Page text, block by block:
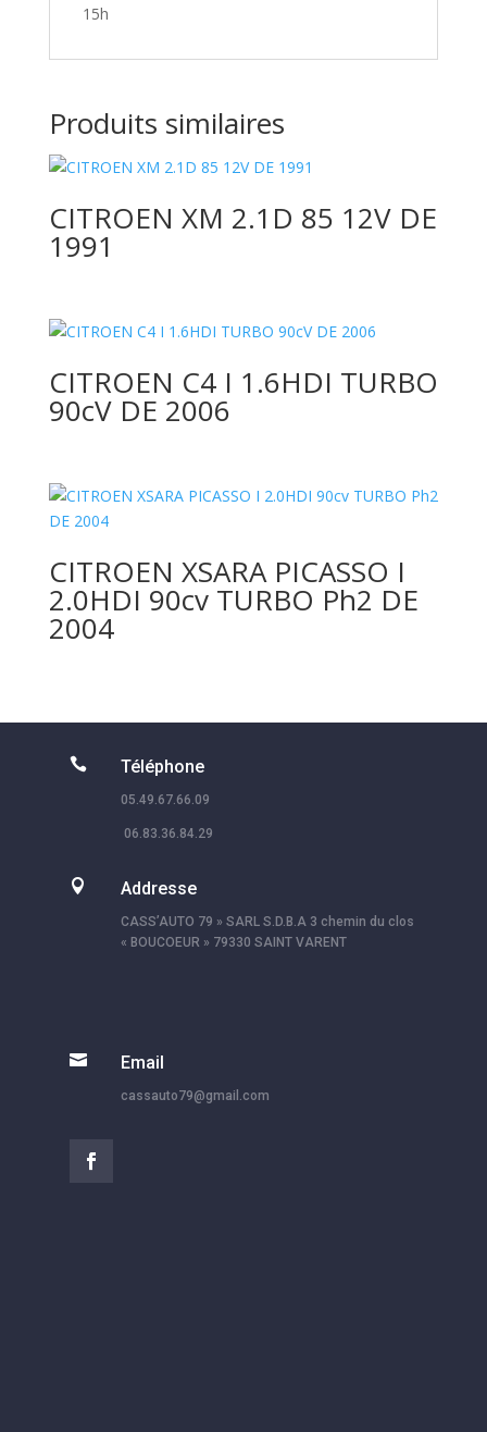
15h
Produits similaires
CITROEN XM 2.1D 85 12V DE
1991
CITROEN C4 I 1.6HDI TURBO
90cV DE 2006
CITROEN XSARA PICASSO I
2.0HDI 90cv TURBO Ph2 DE
2004
 Téléphone
05.49.67.66.09
06.83.36.84.29
 Addresse
CASS’AUTO 79 » SARL S.D.B.A 3 chemin du clos
« BOUCOEUR » 79330 SAINT VARENT
 Email
cassauto79@gmail.com